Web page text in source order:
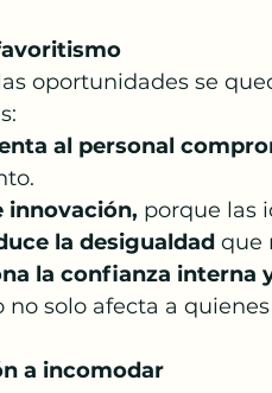
al personal
innovación, porque las
la desigualdad que
la confianza interna
no solo afecta a
a incomodar